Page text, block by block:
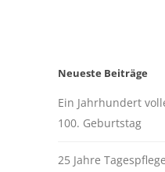
Neueste Beiträge
Ein Jahrhundert
100. Geburtstag
25 Jahre